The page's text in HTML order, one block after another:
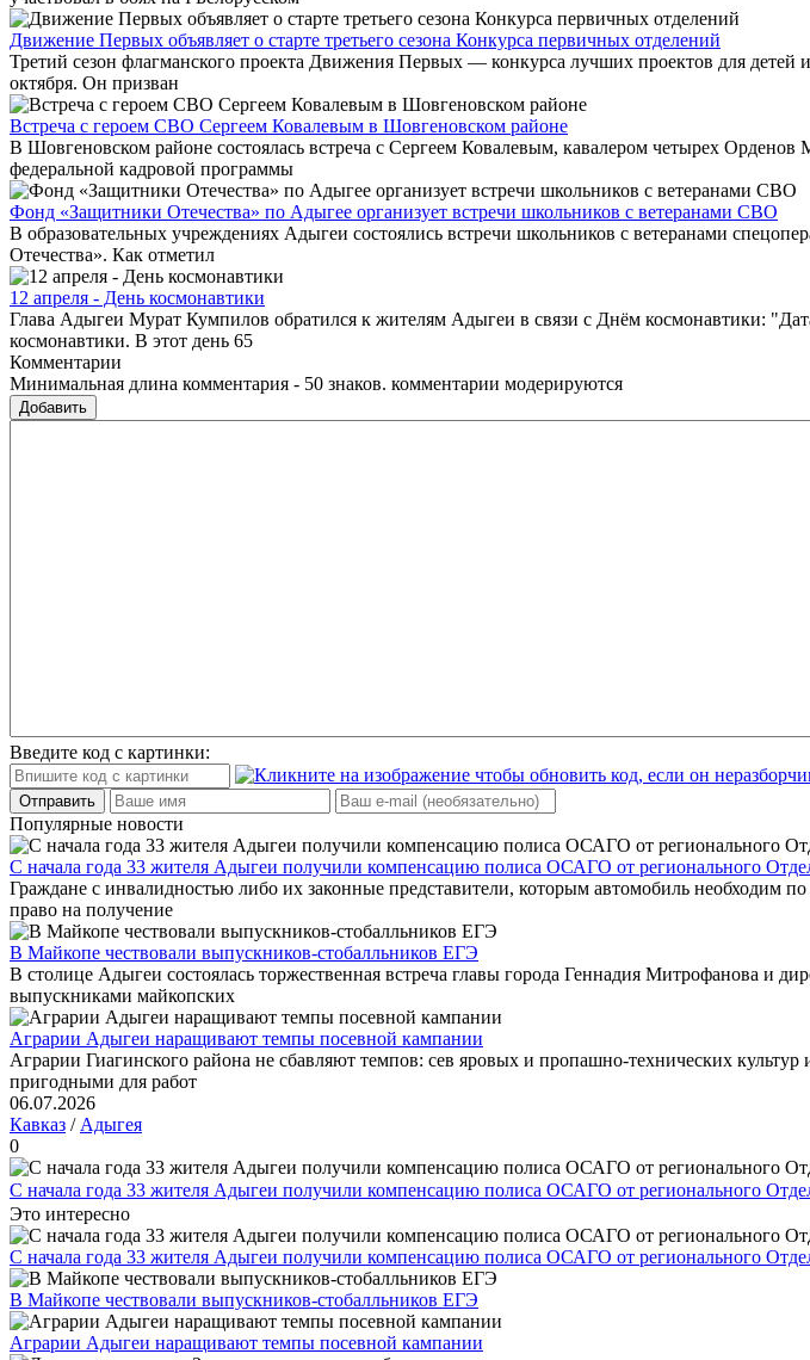
Движение Первых объявляет о старте третьего сезона Конкурса первичных отделений
Третий сезон флагманского проекта Движения Первых — конкурса лучших проектов для
октября. Он призван
Встреча с героем СВО Сергеем Ковалевым в Шовгеновском районе
В Шовгеновском районе состоялась встреча с Сергеем Ковалевым, кавалером четырех
федеральной кадровой программы
Фонд «Защитники Отечества» по Адыгее организует встречи школьников с ветеранами СВО
В образовательных учреждениях Адыгеи состоялись встречи школьников с ветеранами
Отечества». Как отметил
12 апреля - День космонавтики
Глава Адыгеи Мурат Кумпилов обратился к жителям Адыгеи в связи с Днём космонавтики:
космонавтики. В этот день 65
Комментарии
Минимальная длина комментария - 50 знаков. комментарии модерируются
Добавить
Введите код с картинки:
Отправить
Популярные новости
С начала года 33 жителя Адыгеи получили компенсацию полиса ОСАГО от регионального
Граждане с инвалидностью либо их законные представители, которым автомобиль необходим
право на получение
В Майкопе чествовали выпускников-стобалльников ЕГЭ
В столице Адыгеи состоялась торжественная встреча главы города Геннадия Митрофанова и
выпускниками майкопских
Аграрии Адыгеи наращивают темпы посевной кампании
Аграрии Гиагинского района не сбавляют темпов: сев яровых и пропашно‑технических
пригодными для работ
06.07.2026
Кавказ / Адыгея
0
С начала года 33 жителя Адыгеи получили компенсацию полиса ОСАГО от регионального
Это интересно
С начала года 33 жителя Адыгеи получили компенсацию полиса ОСАГО от регионального
В Майкопе чествовали выпускников-стобалльников ЕГЭ
Аграрии Адыгеи наращивают темпы посевной кампании